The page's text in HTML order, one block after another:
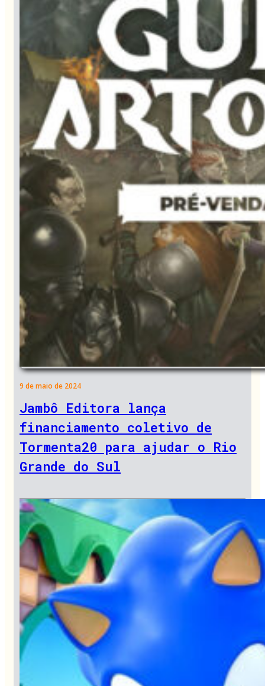
9 de maio de 2024
Jambô Editora lança
financiamento coletivo de
Tormenta20 para ajudar o Rio
Grande do Sul